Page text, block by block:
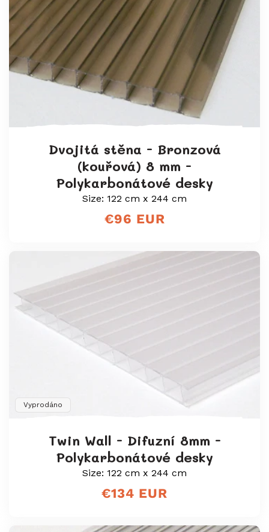
Dvojitá stěna - Bronzová
(kouřová) 8 mm -
Polykarbonátové desky
Size: 122 cm x 244 cm
Běžná
€96 EUR
Vyprodáno
Twin Wall - Difuzní 8mm -
Polykarbonátové desky
Size: 122 cm x 244 cm
Běžná
€134 EUR